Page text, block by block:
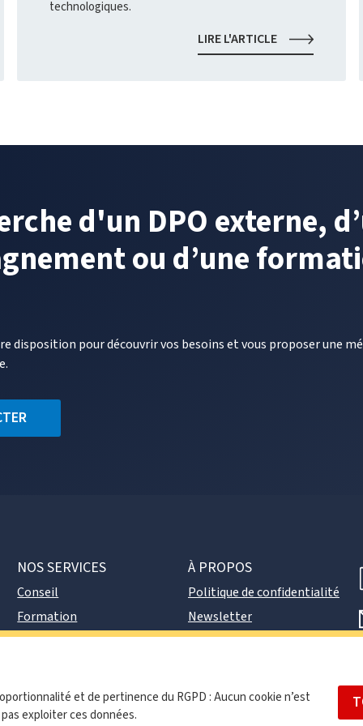
et de pertinence du RGPD : Aucun cookie n’est
exploiter ces données.
technologiques.
LIRE L'ARTICLE SOUVERAINETÉ
NUMÉRIQUE
d'un DPO externe,
ou d’une
disposition pour découvrir vos besoins et vous proposer une
NOS SERVICES
Conseil
Formation
DPO externe
À PROPOS
Politique de confidentialité
Newsletter
Contact